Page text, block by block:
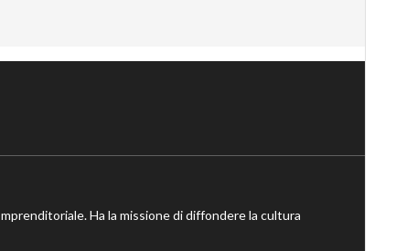
Ha la missione di diffondere la cultura